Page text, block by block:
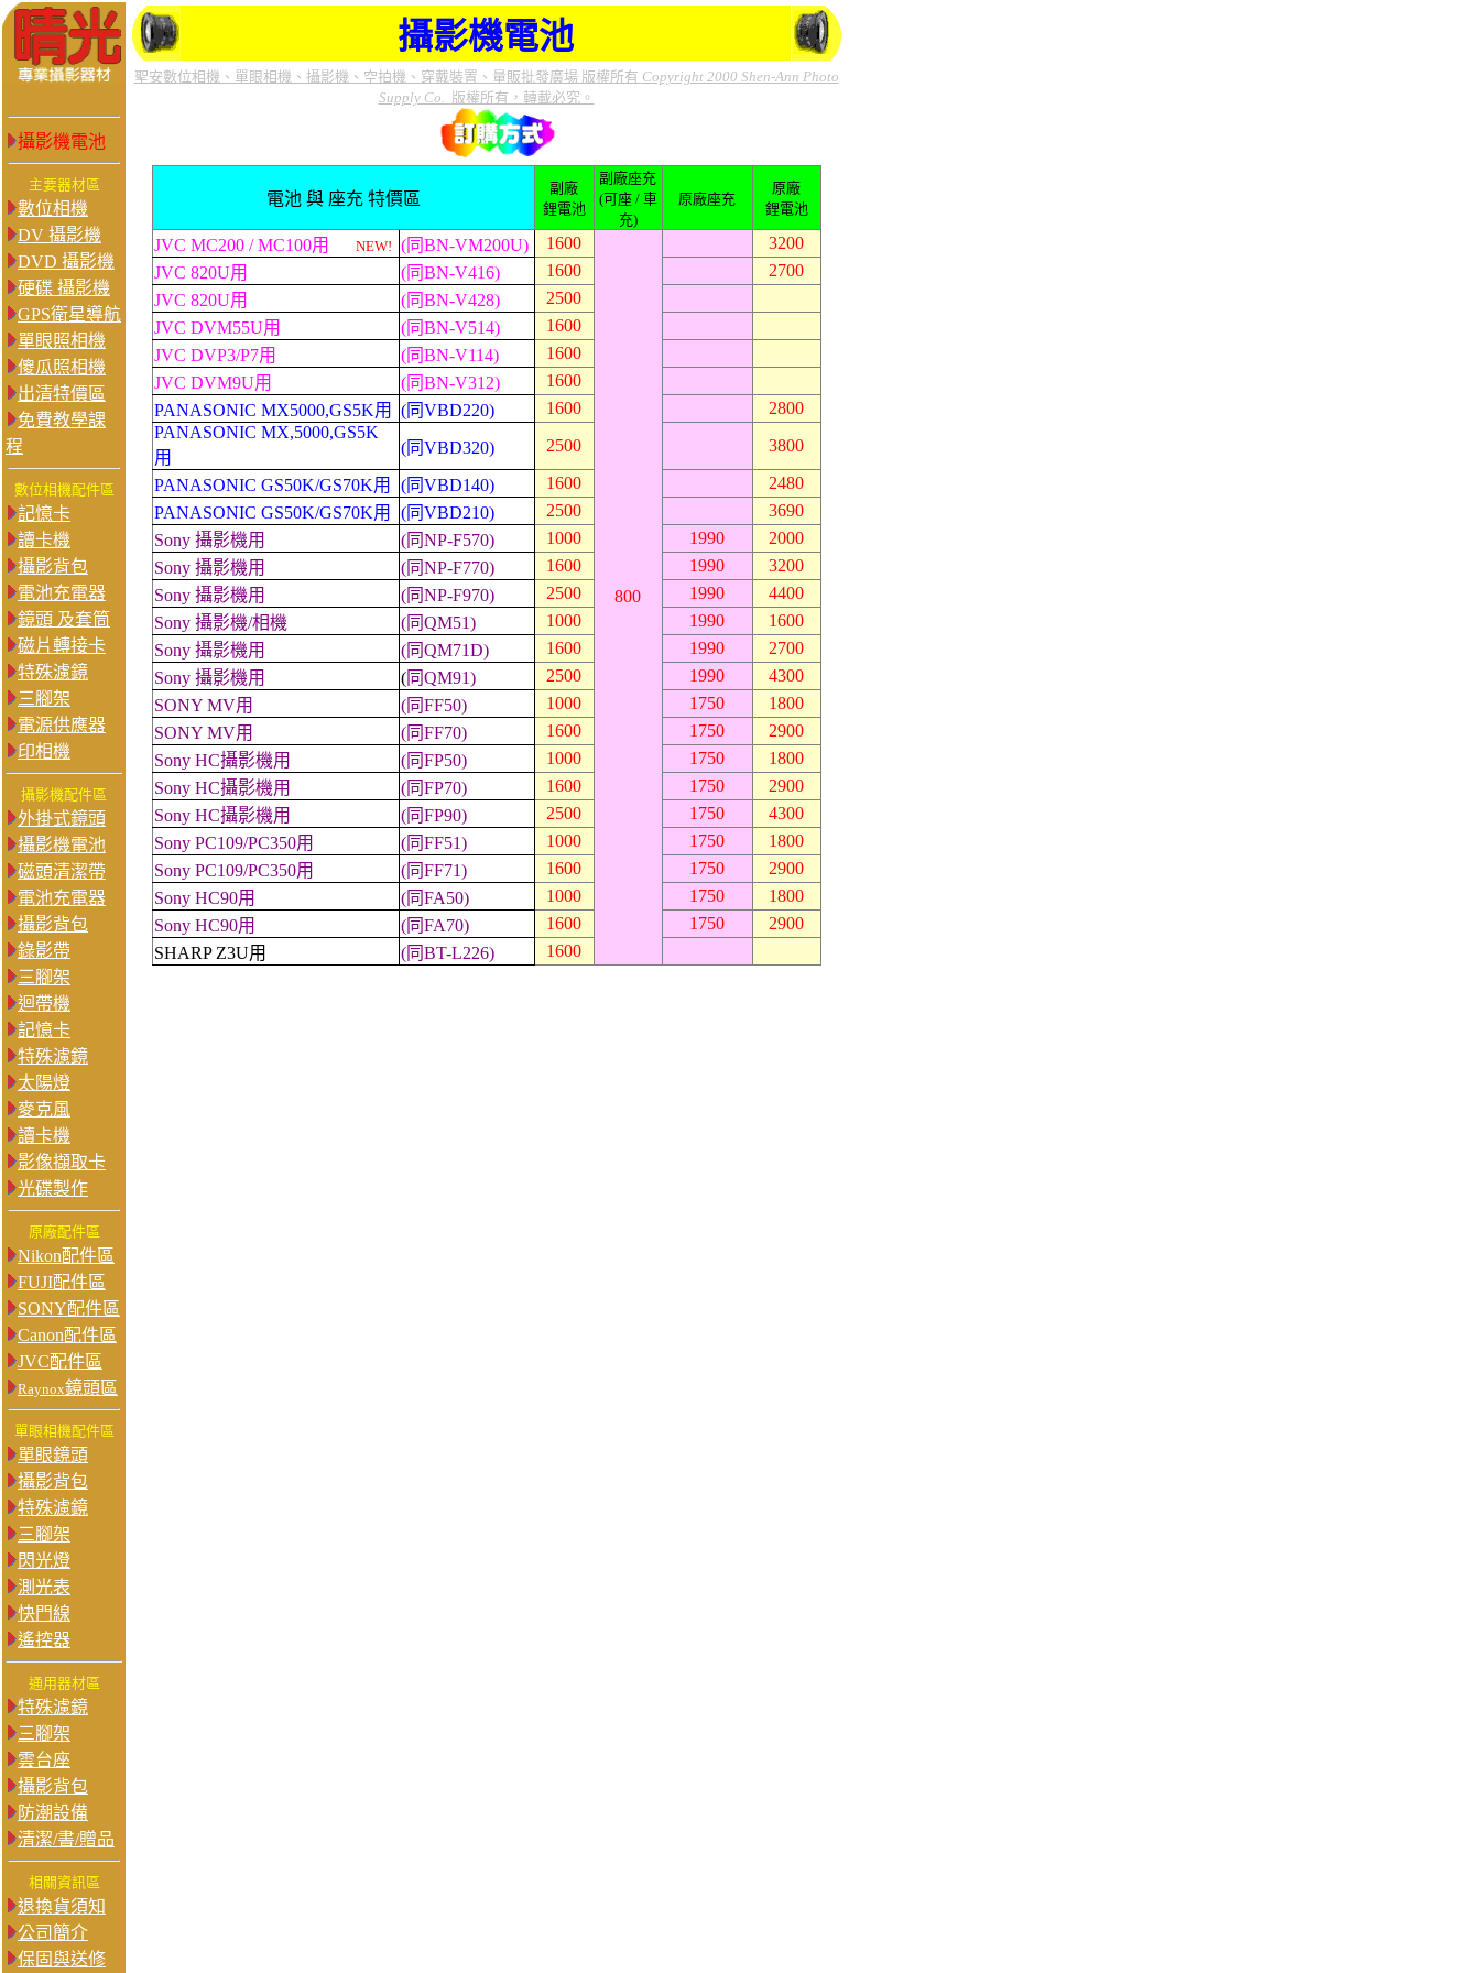
攝影機電池
聖安數位相機、單眼相機、攝影機、空拍機、穿戴裝置、量販批發廣場 版權所有 Copyright 2000 Shen-Ann Photo
Supply Co. 版權所有，轉載必究。
攝影機電池
主要器材區
數位相機
DV 攝影機
DVD 攝影機
硬碟 攝影機
GPS衛星導航
單眼照相機
傻瓜照相機
出清特價區
免費教學課
程
數位相機配件區
記憶卡
讀卡機
攝影背包
電池充電器
鏡頭 及套筒
磁片轉接卡
特殊濾鏡
三腳架
電源供應器
印相機
攝影機配件區
外掛式鏡頭
攝影機電池
磁頭清潔帶
電池充電器
攝影背包
錄影帶
三腳架
迴帶機
記憶卡
特殊濾鏡
太陽燈
麥克風
讀卡機
影像擷取卡
光碟製作
原廠配件區
Nikon配件區
FUJI配件區
SONY配件區
Canon配件區
JVC配件區
Raynox鏡頭區
單眼相機配件區
單眼鏡頭
攝影背包
特殊濾鏡
三腳架
閃光燈
測光表
快門線
遙控器
通用器材區
特殊濾鏡
三腳架
雲台座
攝影背包
防潮設備
清潔/書/贈品
相關資訊區
退換貨須知
公司簡介
保固與送修
電池 與 座充 特價區
副廠
鋰電池
副廠座充
(可座 / 車
充)
原廠座充
原廠
鋰電池
JVC MC200 / MC100用 NEW! (同BN-VM200U) 1600
800
3200
JVC 820U用 (同BN-V416) 1600
2700
JVC 820U用 (同BN-V428)
2500
JVC DVM55U用 (同BN-V514)
1600
JVC DVP3/P7用 (同BN-V114)
1600
JVC DVM9U用 (同BN-V312)
1600
PANASONICMX5000,GS5K用 (同VBD220) 1600
2800
PANASONICMX,5000,GS5K
用
(同VBD320) 2500 3800
PANASONICGS50K/GS70K用 (同VBD140) 1600
2480
PANASONICGS50K/GS70K用 (同VBD210) 2500
3690
Sony攝影機用 (同NP-F570) 1000 1990
2000
Sony攝影機用 (同NP-F770) 1600 1990
3200
Sony攝影機用 (同NP-F970) 2500 1990
4400
Sony攝影機/相機 (同QM51) 1000 1990
1600
Sony攝影機用 (同QM71D) 1600 1990
2700
Sony攝影機用 (同QM91) 2500 1990
4300
SONY MV用 (同FF50) 1000 1750
1800
SONY MV用 (同FF70) 1600 1750
2900
Sony HC攝影機用 (同FP50) 1000 1750
1800
Sony HC攝影機用 (同FP70) 1600 1750
2900
Sony HC攝影機用 (同FP90) 2500 1750
4300
Sony PC109/PC350用 (同FF51) 1000 1750
1800
Sony PC109/PC350用 (同FF71) 1600 1750
2900
SonyHC90用 (同FA50) 1000 1750
1800
SonyHC90用 (同FA70) 1600 1750
2900
SHARP Z3U用 (同BT-L226) 1600